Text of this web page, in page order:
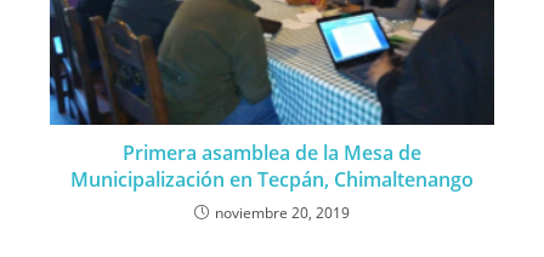
Primera asamblea de la Mesa de
Municipalización en Tecpán, Chimaltenango
noviembre 20, 2019